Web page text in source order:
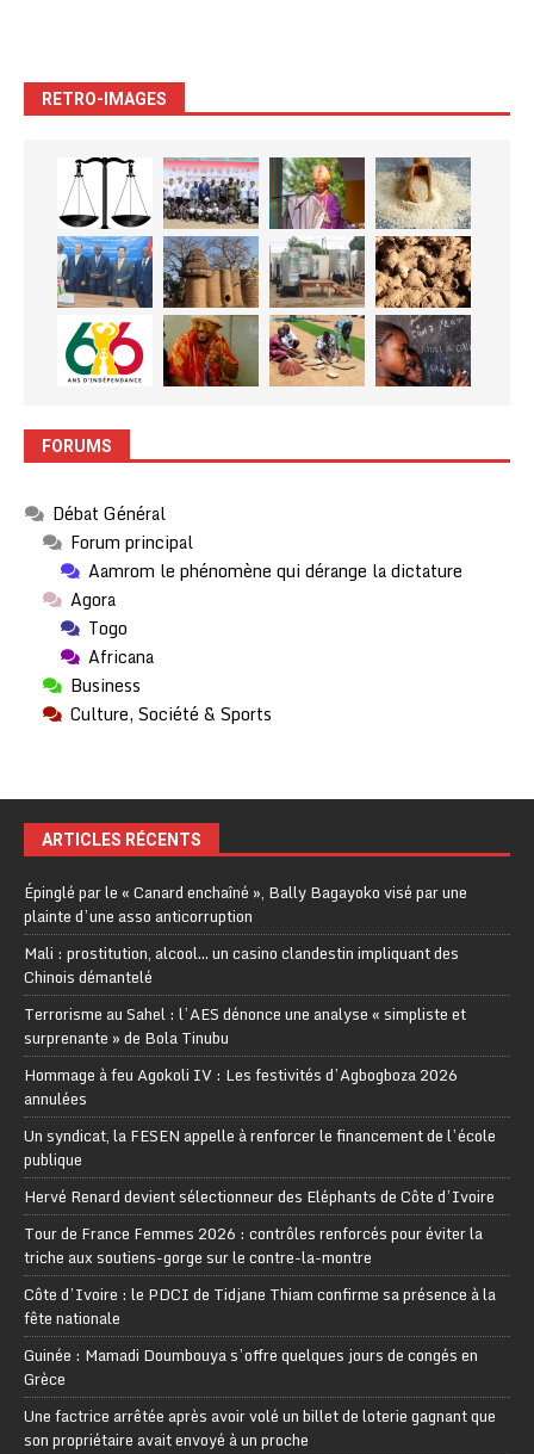
RETRO-IMAGES
FORUMS
Débat Général
Forum principal
Aamrom le phénomène qui dérange la dictature
Agora
Togo
Africana
Business
Culture, Société & Sports
ARTICLES RÉCENTS
Épinglé par le « Canard enchaîné », Bally Bagayoko visé par une
plainte d’une asso anticorruption
Mali : prostitution, alcool… un casino clandestin impliquant des
Chinois démantelé
Terrorisme au Sahel : l’AES dénonce une analyse « simpliste et
surprenante » de Bola Tinubu
Hommage à feu Agokoli IV : Les festivités d’Agbogboza 2026
annulées
Un syndicat, la FESEN appelle à renforcer le financement de l’école
publique
Hervé Renard devient sélectionneur des Eléphants de Côte d’Ivoire
Tour de France Femmes 2026 : contrôles renforcés pour éviter la
triche aux soutiens-gorge sur le contre-la-montre
Côte d’Ivoire : le PDCI de Tidjane Thiam confirme sa présence à la
fête nationale
Guinée : Mamadi Doumbouya s’offre quelques jours de congés en
Grèce
Une factrice arrêtée après avoir volé un billet de loterie gagnant que
son propriétaire avait envoyé à un proche